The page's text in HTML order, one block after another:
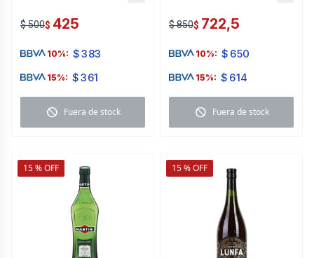
$ 500$ 425
10%: $383
15%: $361
block Fuera de stock
750 ML
$ 850$ 722,5
10%: $ 650
15%: $ 614
block Fuera de stock
15 % OFF 15 % OFF